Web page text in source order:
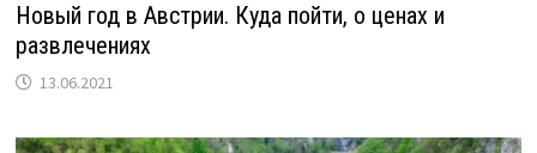
Новый год в Австрии. Куда пойти, о ценах и
развлечениях
13.06.2021